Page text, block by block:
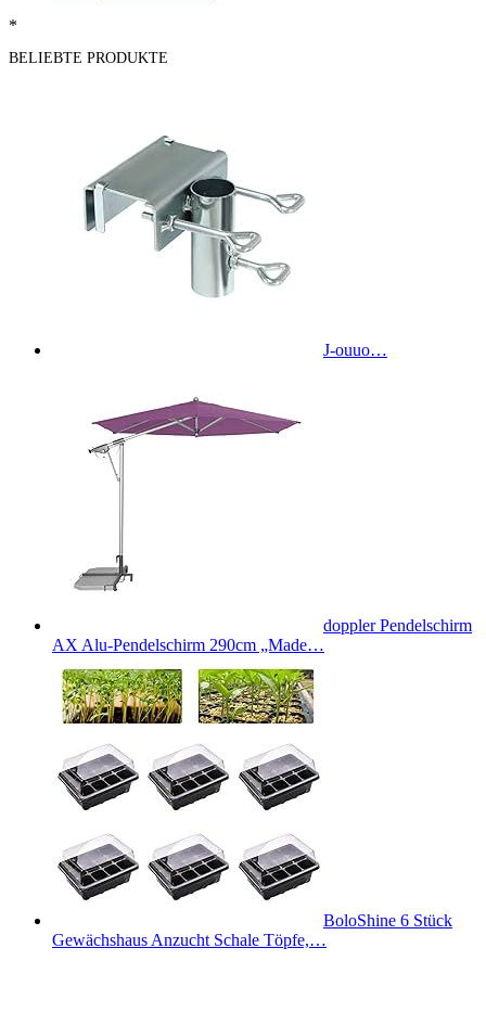
*
BELIEBTE PRODUKTE
J-ouuo…
doppler Pendelschirm
AX Alu-Pendelschirm 290cm „Made…
BoloShine 6 Stück
Gewächshaus Anzucht Schale Töpfe,…